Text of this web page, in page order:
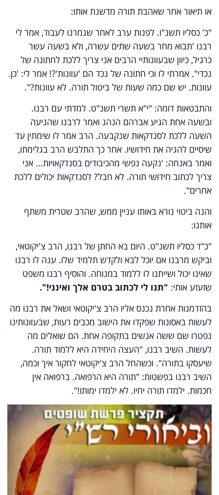
או תיאור אחר שאהבת תורה מדשנת אותו:
"כ' כסליו תשנ"ו. לפנות ערב לאחר שגמרנו לעבוד, אמר לי
רבנו 'תבוא מחר בשעה שתים עשרה, ולא בשעה עשר
כרגיל, כיוון שבעוונותיי הרבים אני צריך ללכת לחתונה של
נכדי". אמרתי לו וכי חתונה של נכד הם 'עוונות'?! אמר לי: 'כן.
עוונות. יש שם כמה שעות של ביטול תורה. לא עוונות?".
והתבטאות דומה: "י"א תשרי תשנ"ט. למדתי עם רבנו.
ובשעה אחת הגיע אברהם הנהג ואמר לרבנו שהגיעה
השעה ללכת לסנדקאות שנקבעה. הרב אמר לו שימתין עד
שיסיים להגיה את חידושיו. אחר כך התלבש הרב בגלימתו,
ואמר באנחה: 'נקעה נפשי מהכיבודים בסנדקאויות... אני
צריך לכתוב חידושי תורה. לא חבל? לסנדקאות יכולים ללכת
אחרים".
והנה ביטוי נורא באותו עניין ממש, שהרב שטרית משתף
אותנו:
"כ"ד כסליו תשנ"ט. היום בא החתן של רבנו, הרב צ'יקוטאי,
וביקש מרבנו אם יוכל לבא ולקדש תלמיד שלו. ענה לו רבנו
שאינו יכול ושייתנו לו ללמוד במנוחה. והוסיף רבנו משפט
שזעזע אותי: "תנו לי לכתוב בטרם אלך ואינני!".
בהזדמנות אחרת נכנס אליו הרב צ'יקוטאי ושאל את רבנו מה
לעשות באסונות שפקדו את הישוב מכבים רעות, שבעוונותינו
נפטרו שם ששה אנשים בתקופה אחת. הם שואלים מה
לעשות. השיב רבנו, "העצה היחידה היא ללמוד תורה.
שיעסקו בתורה". וכשהחל הרב צ'יקוטאי לחקור איך וכמה,
השיב רבנו בפשטות: "תורה היא הרפואה. ברפואה אין
חכמות. ילמדו תורה יחיו. לא ילמדו ימותו!".